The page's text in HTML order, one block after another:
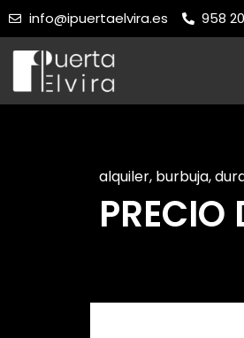
info@ipuertaelvira.es 958
alquiler, burbuja,
PRECIO